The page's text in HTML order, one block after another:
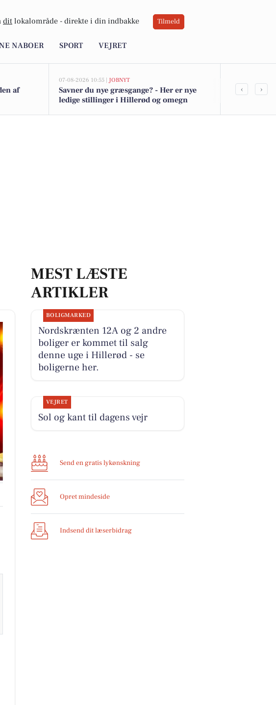
dit lokalområde - direkte i din indbakke Tilmeld
NABOER SPORT VEJRET
af
07-08-2026 10:55 | JOBNYT
Savner du nye græsgange? - Her er nye
ledige stillinger i Hillerød og omegn
‹ ›
MEST LÆSTE
ARTIKLER
BOLIGMARKED
Nordskrænten 12A og 2 andre
boliger er kommet til salg
denne uge i Hillerød - se
boligerne her.
VEJRET
Sol og kant til dagens vejr
Send en gratis lykønskning
Opret mindeside
Indsend dit læserbidrag